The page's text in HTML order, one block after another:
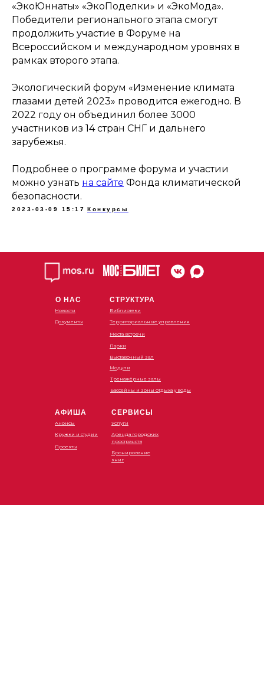
«ЭкоЮннаты» «ЭкоПоделки» и «ЭкоМода».
Победители регионального этапа смогут
продолжить участие в Форуме на
Всероссийском и международном уровнях в
рамках второго этапа.
Экологический форум «Изменение климата
глазами детей 2023» проводится ежегодно. В
2022 году он объединил более 3000
участников из 14 стран СНГ и дальнего
зарубежья.
Подробнее о программе форума и участии
можно узнать на сайте Фонда климатической
безопасности.
2023-03-09 15:17 Конкурсы
О НАС
Новости
Документы
АФИША
Анонсы
Кружки и студии
Проекты
СТРУКТУРА
Библиотеки
Территориальные управления
Места встречи
Парки
Выставочный зал
Модули
Тренажёрные залы
Бассейны и зоны отдыха у воды
СЕРВИСЫ
Услуги
Аренда городских
пространств
Бронирование
книг